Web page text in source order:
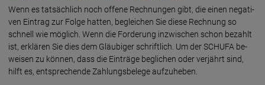
Wenn es tatsächlich noch offene Rech­nun­gen gibt, die einen ne­ga­ti­
ven Ein­trag zur Fol­ge hatten, be­glei­chen Sie diese Rech­nung so
schnell wie mög­lich. Wenn die For­de­rung in­zwi­schen schon be­zahlt
ist, er­klä­ren Sie dies dem Gläu­bi­ger schrift­lich. Um der SCHUFA be­
wei­sen zu können, dass die Ein­trä­ge be­gli­chen oder ver­jährt sind,
hilft es, ent­sprech­ende Zah­lungs­be­lege aufzuheben.